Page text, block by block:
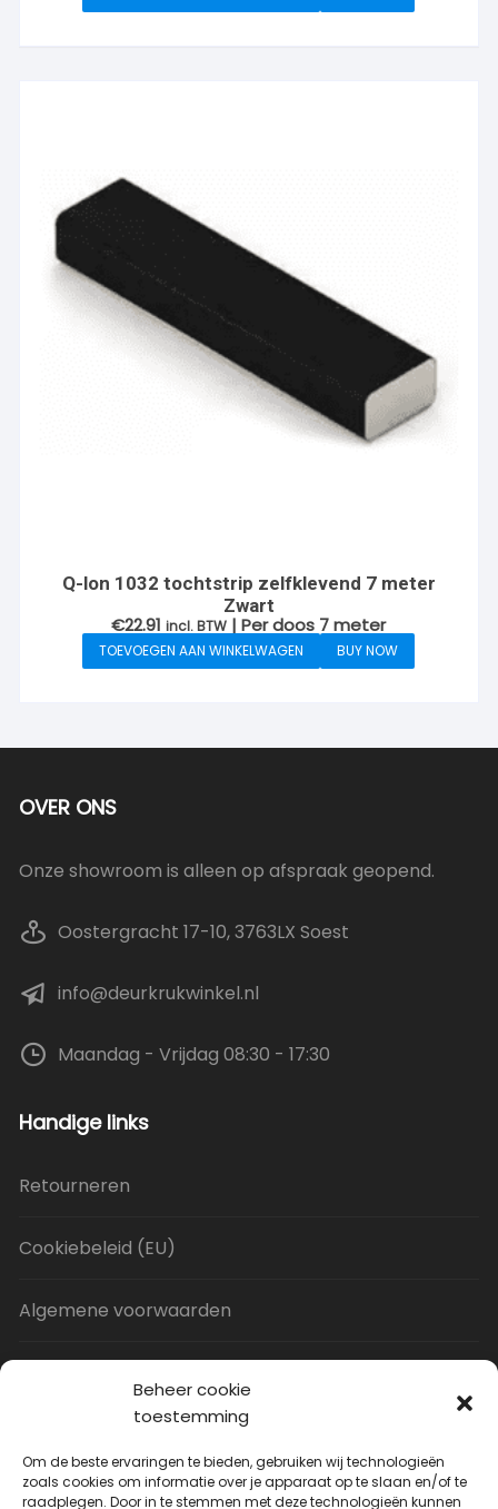
Beheer cookie
toestemming
Om de beste ervaringen te bieden, gebruiken wij technologieën
zoals cookies om informatie over je apparaat op te slaan en/of te
raadplegen. Door in te stemmen met deze technologieën kunnen
Q-lon 1032 tochtstrip zelfklevend 7 meter
Zwart
€22.91 incl. BTW | Per doos 7 meter
TOEVOEGEN AAN WINKELWAGEN BUY NOW
OVER ONS
Onze showroom is alleen op afspraak geopend.
Oostergracht 17-10, 3763LX Soest
info@deurkrukwinkel.nl
Maandag - Vrijdag 08:30 - 17:30
Handige links
Retourneren
Cookiebeleid (EU)
Algemene voorwaarden